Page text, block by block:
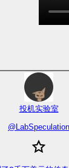
投机实验室
@ LabSpeculation